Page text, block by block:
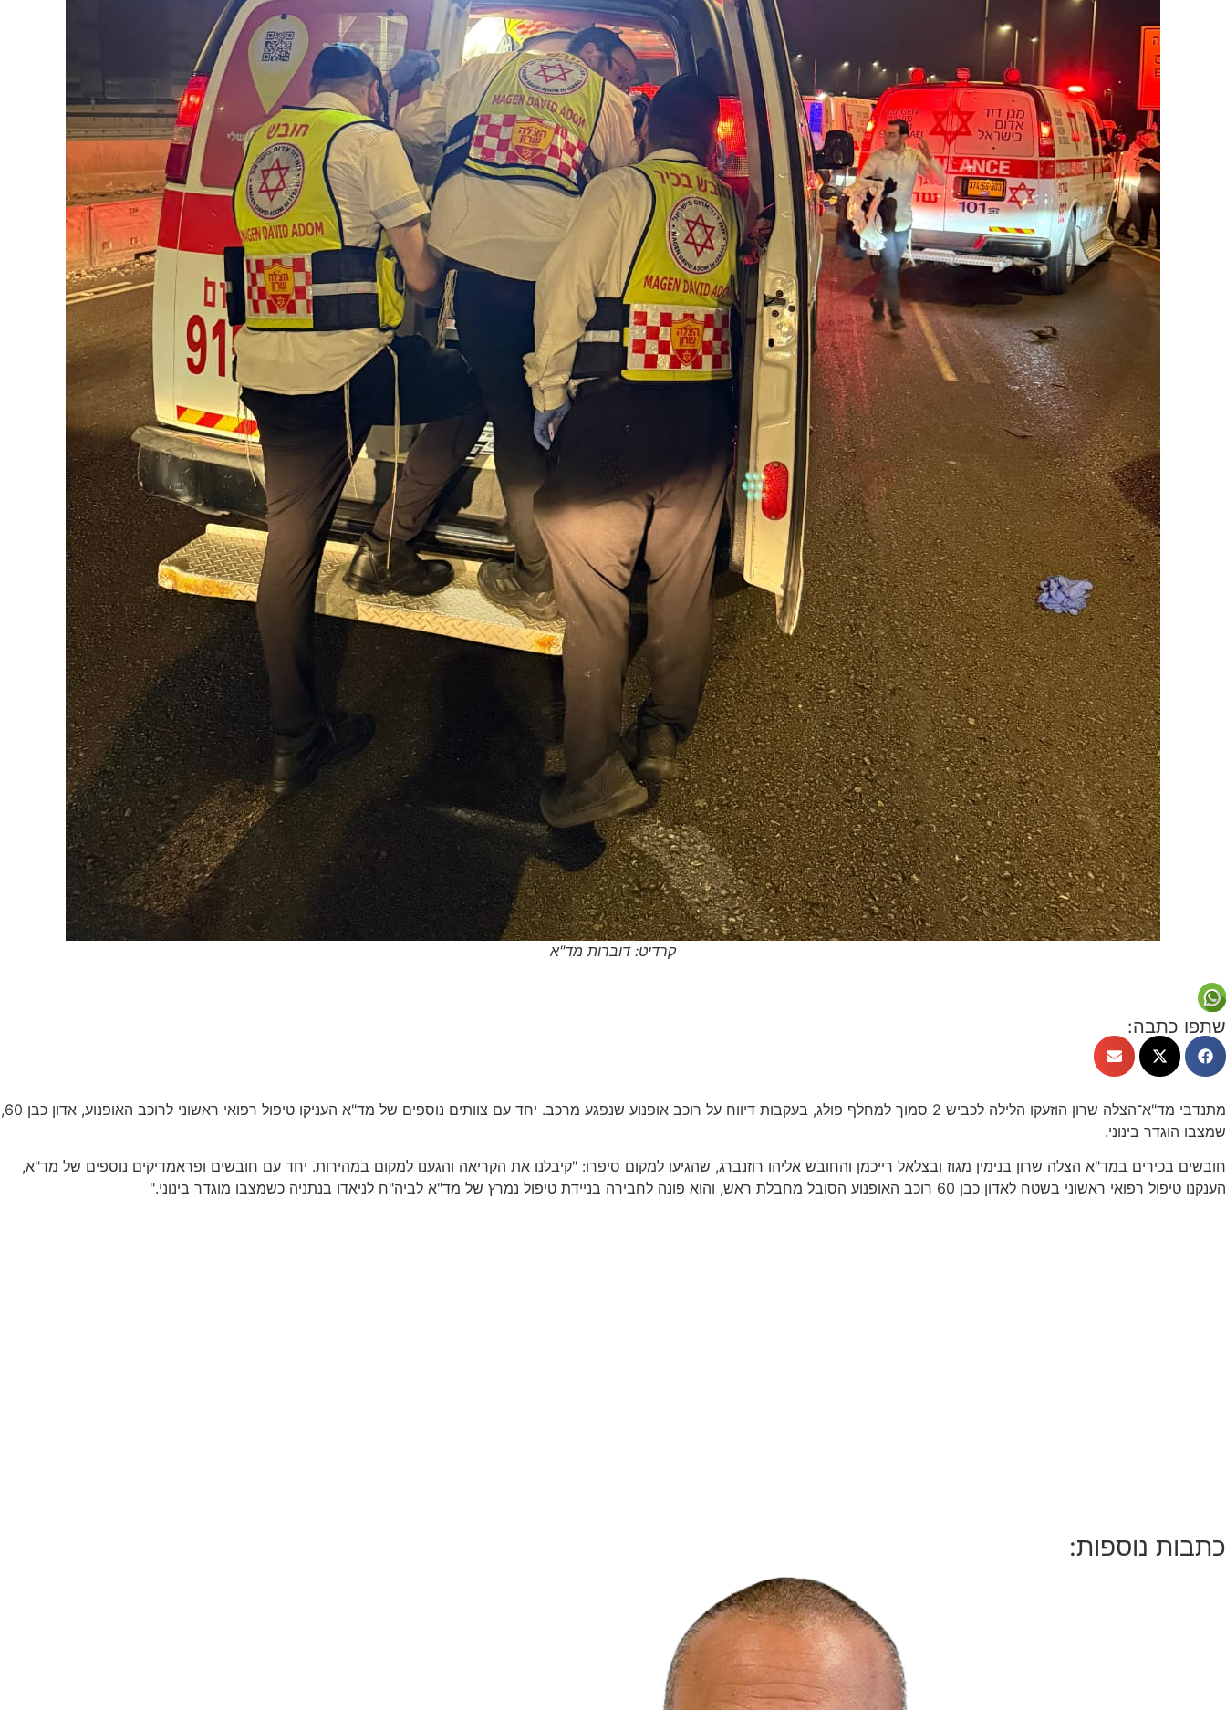
קרדיט: דוברות מד"א
שתפו כתבה:
מתנדבי מד"א־הצלה שרון הוזעקו הלילה לכביש 2 סמוך למחלף פולג, בעקבות דיווח על רוכב אופנוע שנפגע מרכב. יחד עם צוותים נוספים של מד"א העניקו טיפול רפואי ראשוני לרוכב האופנוע, אדון כבן 60,
שמצבו הוגדר בינוני.
חובשים בכירים במד"א הצלה שרון בנימין מגוז ובצלאל רייכמן והחובש אליהו רוזנברג, שהגיעו למקום סיפרו: "קיבלנו את הקריאה והגענו למקום במהירות. יחד עם חובשים ופראמדיקים נוספים של מד"א,
הענקנו טיפול רפואי ראשוני בשטח לאדון כבן 60 רוכב האופנוע הסובל מחבלת ראש, והוא פונה לחבירה בניידת טיפול נמרץ של מד"א לביה"ח לניאדו בנתניה כשמצבו מוגדר בינוני."
כתבות נוספות: